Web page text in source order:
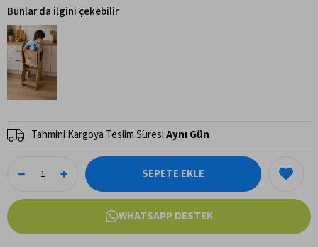
Bunlar da ilgini çekebilir
Tahmini Kargoya Teslim Süresi:Aynı Gün
WHATSAPP DESTEK